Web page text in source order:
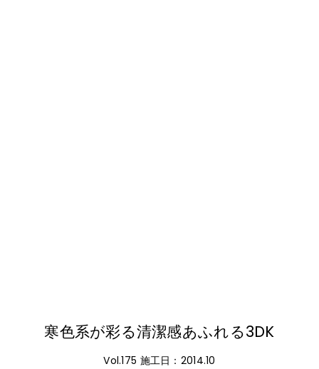
寒色系が彩る清潔感あふれる3DK
Vol.175 施工日：2014.10